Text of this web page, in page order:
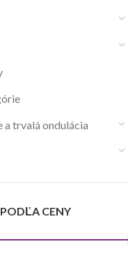
a trvalá ondulácia
CENY